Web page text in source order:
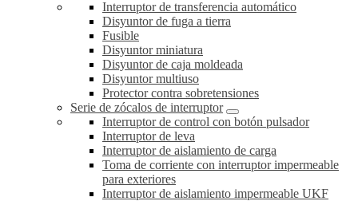
Interruptor de transferencia automático
Disyuntor de fuga a tierra
Fusible
Disyuntor miniatura
Disyuntor de caja moldeada
Disyuntor multiuso
Protector contra sobretensiones
Serie de zócalos de interruptor
Interruptor de control con botón pulsador
Interruptor de leva
Interruptor de aislamiento de carga
Toma de corriente con interruptor impermeable
para exteriores
Interruptor de aislamiento impermeable UKF